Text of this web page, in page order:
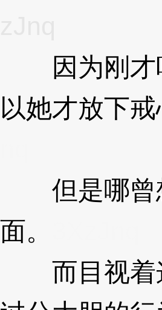
因为刚才
以她才放下
但是哪曾
面。
而目视着